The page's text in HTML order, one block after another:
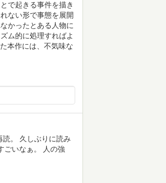
で起きる事件を描き
ない形で事態を展開
かったとある人物に
ム的に処理すればよ
本作には、不気味な
。 久しぶりに読み
ごいなぁ。 人の強